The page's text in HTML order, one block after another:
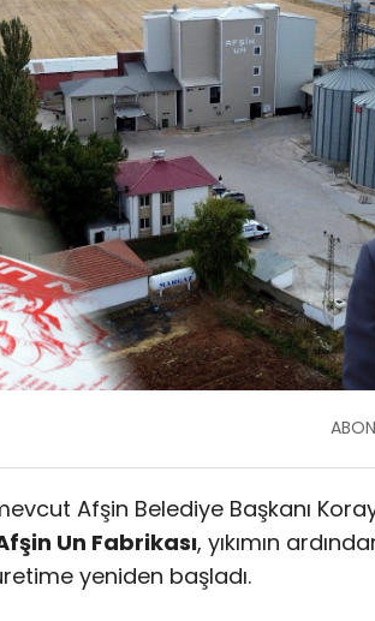
Afşin Belediye Başkanı
Un Fabrikası, yıkımın
yeniden başladı.